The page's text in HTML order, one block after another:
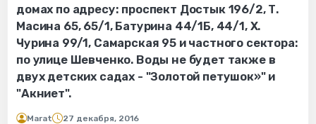
домах по адресу: проспект Достык 196/2, Т.
Масина 65, 65/1, Батурина 44/1Б, 44/1, Х.
Чурина 99/1, Самарская 95 и частного сектора:
по улице Шевченко. Воды не будет также в
двух детских садах - "Золотой петушок»" и
"Акниет".
Marat 27 декабря, 2016